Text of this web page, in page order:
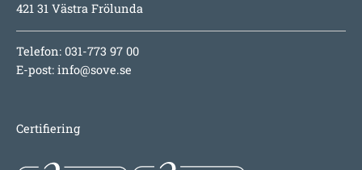
421 31 Västra Frölunda
Telefon: 031-773 97 00
E-post: info@sove.se
Certifiering